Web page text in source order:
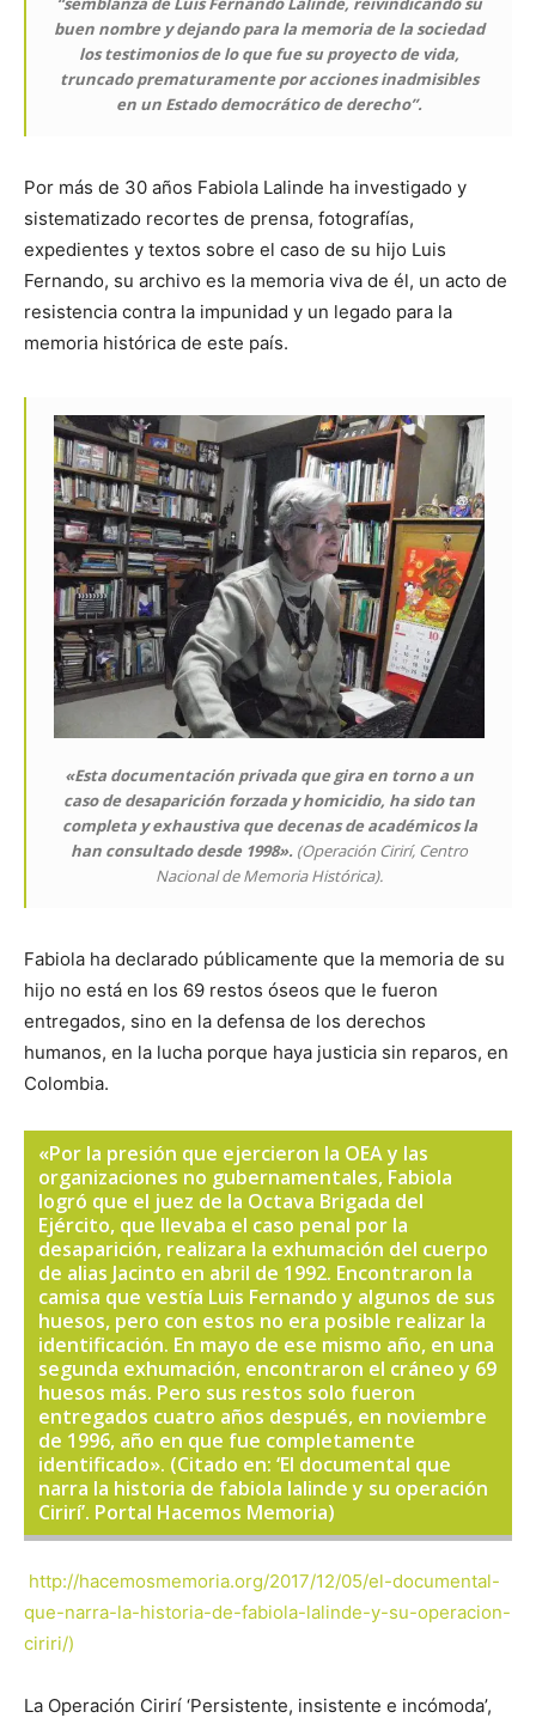
buen nombre y dejando para la memoria de la sociedad
los testimonios de lo que fue su proyecto de vida,
truncado prematuramente por acciones inadmisibles
en un Estado democrático de derecho”.
Por más de 30 años Fabiola Lalinde ha investigado y
sistematizado recortes de prensa, fotografías,
expedientes y textos sobre el caso de su hijo Luis
Fernando, su archivo es la memoria viva de él, un acto de
resistencia contra la impunidad y un legado para la
memoria histórica de este país.
«Esta documentación privada que gira en torno a un
caso de desaparición forzada y homicidio, ha sido tan
completa y exhaustiva que decenas de académicos la
han consultado desde 1998». (Operación Cirirí, Centro
Nacional de Memoria Histórica).
Fabiola ha declarado públicamente que la memoria de su
hijo no está en los 69 restos óseos que le fueron
entregados, sino en la defensa de los derechos
humanos, en la lucha porque haya justicia sin reparos, en
Colombia.
«Por la presión que ejercieron la OEA y las
organizaciones no gubernamentales, Fabiola
logró que el juez de la Octava Brigada del
Ejército, que llevaba el caso penal por la
desaparición, realizara la exhumación del cuerpo
de alias Jacinto en abril de 1992. Encontraron la
camisa que vestía Luis Fernando y algunos de sus
huesos, pero con estos no era posible realizar la
identificación. En mayo de ese mismo año, en una
segunda exhumación, encontraron el cráneo y 69
huesos más. Pero sus restos solo fueron
entregados cuatro años después, en noviembre
de 1996, año en que fue completamente
identificado». (Citado en: ‘El documental que
narra la historia de fabiola lalinde y su operación
Cirirí’. Portal Hacemos Memoria)
http://hacemosmemoria.org/2017/12/05/el-documental-
que-narra-la-historia-de-fabiola-lalinde-y-su-operacion-
ciriri/)
La Operación Cirirí ‘Persistente, insistente e incómoda’,